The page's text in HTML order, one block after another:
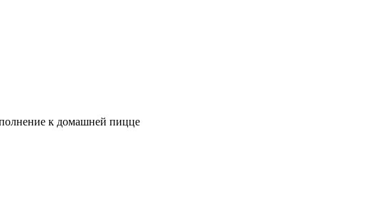
к домашней пицце